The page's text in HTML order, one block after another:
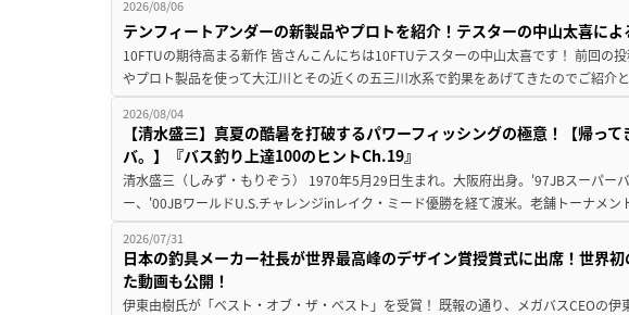
2026/08/06
テンフィートアンダーの新製品やプロトを紹介！テスターの中山太喜によ
10FTUの期待高まる新作 皆さんこんにちは10FTUテスターの中山太喜です！ 前回の
やプロト製品を使って大江川とその近くの五三川水系で釣果をあげてきたのでご紹介
2026/08/04
【清水盛三】真夏の酷暑を打破するパワーフィッシングの極意！【帰っ
バ。】『バス釣り上達100のヒントCh.19』
清水盛三（しみず・もりぞう） 1970年5月29日生まれ。大阪府出身。'97JBスーパー
ー、'00JBワールドU.S.チャレンジinレイク・ミード優勝を経て渡米。老舗トーナメ
2026/07/31
日本の釣具メーカー社長が世界最高峰のデザイン賞授賞式に出席！世界
た動画も公開！
伊東由樹氏が「ベスト・オブ・ザ・ベスト」を受賞！ 既報の通り、メガバスCEOの